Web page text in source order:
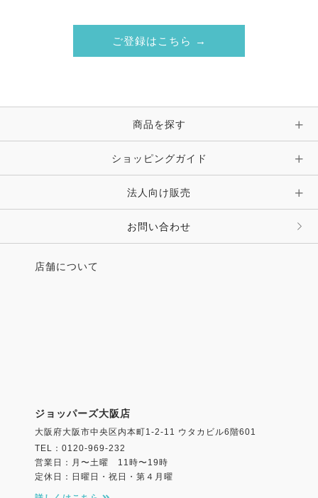
ご登録はこちら →
商品を探す
ショッピングガイド
法人向け販売
お問い合わせ
店舗について
ジョッパーズ大阪店
大阪府大阪市中央区内本町1-2-11 ウタカビル6階601
TEL：0120-969-232
営業日：月〜土曜 11時〜19時
定休日：日曜日・祝日・第４月曜